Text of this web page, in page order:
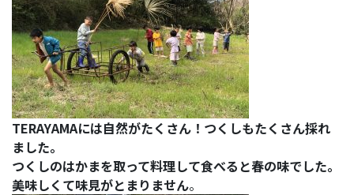
TERAYAMAには自然がたくさん！つくしもたくさん採れ
ました。
つくしのはかまを取って料理して食べると春の味でした。
美味しくて味見がとまりません。